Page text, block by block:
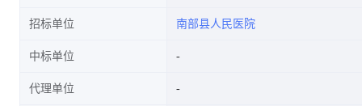
招标单位 南部县人民医院
中标单位
代理单位